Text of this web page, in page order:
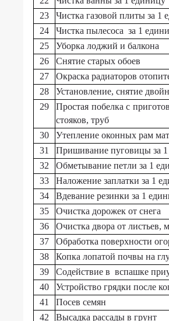
национального
проекта
«Семья»:
Пункт
проката
предметов
первой
необходимости
для
новорождённых,
"Социальная
няня"
Результаты
независимой
оценки
качества
на
сайте
bus.gov.ru
в
форме
социального
обслуживания
на
дому
и
видам
социальных
услуг
за
счёт
бюджетных
ассигнований
за
плату,
частичную
плату
и
бесплатно
в
соответствии
с
договорами
о
23
Чистка газовой плиты за 1
24
Чистка пылесоса за 1
25
Уборка лоджий и балкона
26
Снятие старых обоев
27
Окраска радиаторов
28
Установление, снятие
29
Простая побелка с
стояков, труб
30
Утепление оконных рам
31
Пришивание пуговицы за
32
Обметывание петли за 1
33
Наложение заплатки за 1
34
Вдевание резинки за 1
35
Очистка дорожек от снега
36
Очистка двора от листьев,
37
Обработка поверхности
38
Копка лопатой почвы на
39
Содействие в вспашке
40
Устройство грядки после
41
Посев семян
42
Высадка рассады в грунт